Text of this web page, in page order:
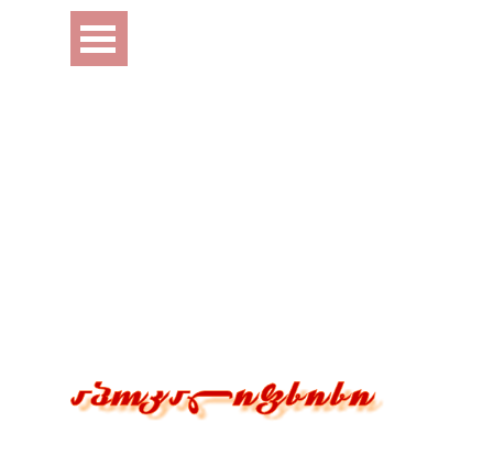
Перейти к контенту
Пропустить меню